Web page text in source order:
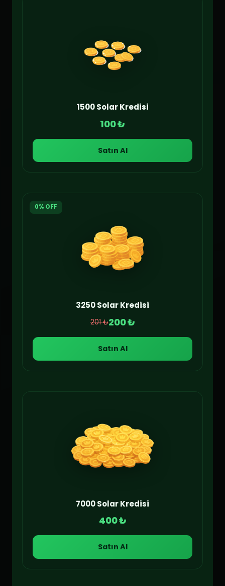
1500 Solar Kredisi
100 ₺
Satın Al
0% OFF
3250 Solar Kredisi
201 ₺200 ₺
Satın Al
7000 Solar Kredisi
400 ₺
Satın Al